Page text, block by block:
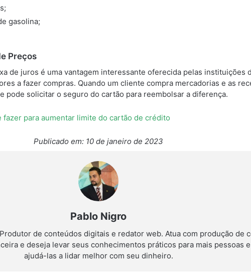
gasolina;
Preços
de juros é uma vantagem interessante oferecida pelas instituições
a fazer compras. Quando um cliente compra mercadorias e as
pode solicitar o seguro do cartão para reembolsar a diferença.
fazer para aumentar limite do cartão de crédito
Publicado em: 10 de janeiro de 2023
Pablo Nigro
de conteúdos digitais e redator web. Atua com produção de
e deseja levar seus conhecimentos práticos para mais pessoas
ajudá-las a lidar melhor com seu dinheiro.